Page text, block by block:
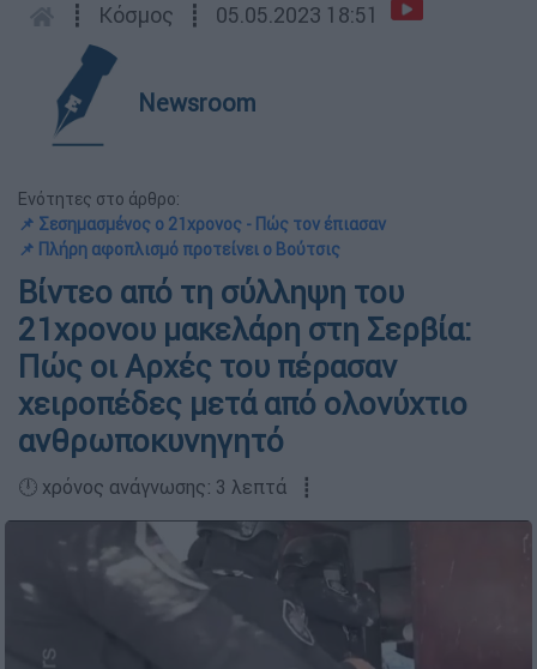
┋ Κόσμος ┋ 05.05.2023 18:51
Newsroom
Ενότητες στο άρθρο:
📌 Σεσημασμένος ο 21χρονος - Πώς τον έπιασαν
📌 Πλήρη αφοπλισμό προτείνει ο Βούτσις
Βίντεο από τη σύλληψη του
21χρονου μακελάρη στη Σερβία:
Πώς οι Αρχές του πέρασαν
χειροπέδες μετά από ολονύχτιο
ανθρωποκυνηγητό
🕛 χρόνος ανάγνωσης: 3 λεπτά ┋